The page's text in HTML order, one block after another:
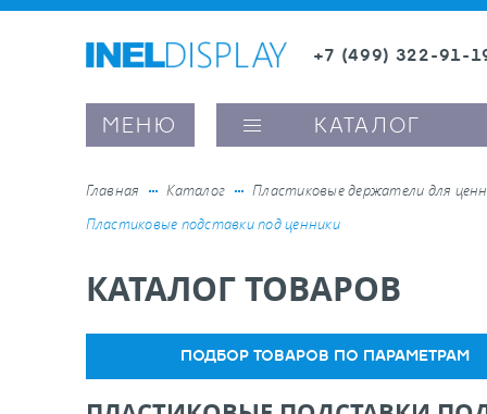
+7 (499) 322-91-
МЕНЮ КАТАЛОГ
вывесок и шелфтокеры
Главная Каталог
Пластиковые держатели для
Пластиковые подставки под ценники
КАТАЛОГ ТОВАРОВ
ПОДБОР ТОВАРОВ ПО ПАРАМЕТРАМ